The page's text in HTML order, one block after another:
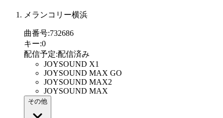
メランコリー横浜
曲番号:732686
キー:0
配信予定:配信済み
JOYSOUND X1
JOYSOUND MAX GO
JOYSOUND MAX2
JOYSOUND MAX
その他